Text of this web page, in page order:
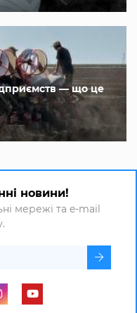
— що це
новини!
мережі та e-mail